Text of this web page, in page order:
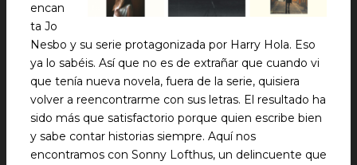
encan
ta Jo
Nesbo y su serie protagonizada por Harry Hola. Eso
ya lo sabéis. Así que no es de extrañar que cuando vi
que tenía nueva novela, fuera de la serie, quisiera
volver a reencontrarme con sus letras. El resultado ha
sido más que satisfactorio porque quien escribe bien
y sabe contar historias siempre. Aquí nos
encontramos con Sonny Lofthus, un delincuente que